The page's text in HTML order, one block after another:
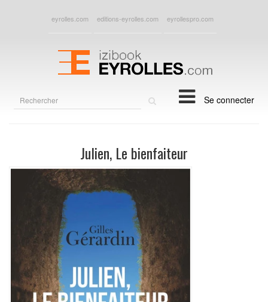
eyrolles.com editions-eyrolles.com eyrollespro.com
Se connecter
Julien, Le bienfaiteur